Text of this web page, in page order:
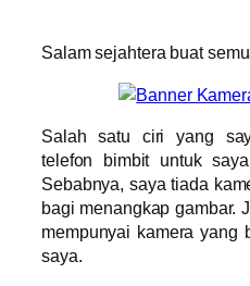
Salam sejahtera buat
Salah satu ciri yang
telefon bimbit untuk
Sebabnya, saya tiada
bagi menangkap gambar.
mempunyai kamera yang
saya.